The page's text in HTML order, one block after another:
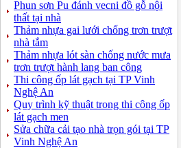
Phun sơn Pu đánh vecni đồ gỗ nội
thất tại nhà
Thảm nhựa gai lưới chống trơn trượt
nhà tắm
Thảm nhựa lót sàn chống nước mưa
trơn trượt hành lang ban công
Thi công ốp lát gạch tại TP Vinh
Nghệ An
Quy trình kỹ thuật trong thi công ốp
lát gạch men
Sửa chữa cải tạo nhà trọn gói tại TP
Vinh Nghệ An